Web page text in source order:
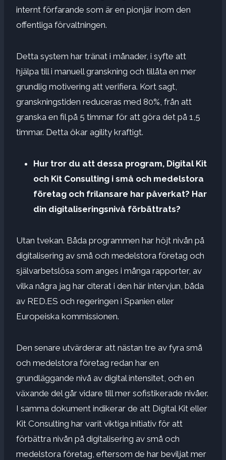
internt förfarande som är en pionjär inom den
offentliga förvaltningen.
Detta system har tränat i månader, i syfte att
hjälpa till i manuell granskning och tillåta en mer
grundlig motivering att verifiera. Kort sagt,
granskningstiden reduceras med 80%, från att
granska en fil på 5 timmar för att göra det på 1,5
timmar. Detta ökar agility kraftigt.
Hur tror du att dessa program, Digital Kit
och Kit Consulting i små och medelstora
företag och frilansare har påverkat? Har
din digitaliseringsnivå förbättrats?
Utan tvekan. Båda programmen har höjt nivån på
digitalisering av små och medelstora företag och
självarbetslösa som anges i många rapporter, av
vilka några jag har citerat i den här intervjun, båda
av RED.ES och regeringen i Spanien eller
Europeiska kommissionen.
Den senare utvärderar att nästan tre av fyra små
och medelstora företag redan har en
grundläggande nivå av digital intensitet, och en
växande del går vidare till mer sofistikerade nivåer.
I samma dokument indikerar de att Digital Kit eller
Kit Consulting har varit viktiga initiativ för att
förbättra nivån på digitalisering av små och
medelstora företag, eftersom de har beviljat mer